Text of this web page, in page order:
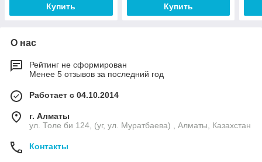
Купить Купить
О нас
Рейтинг не сформирован
Менее 5 отзывов за последний год
Работает с 04.10.2014
г. Алматы
ул. Толе би 124, (уг, ул. Муратбаева) , Алматы, Казахстан
Контакты